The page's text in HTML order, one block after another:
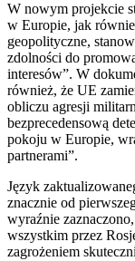
W nowym projekcie
w Europie, jak
geopolityczne,
zdolności do
interesów”. W
również, że UE
obliczu agresji
bezprecedensową
pokoju w Europie,
partnerami”.
Język
znacznie od
wyraźnie
wszystkim przez
zagrożeniem